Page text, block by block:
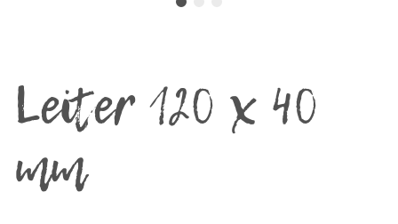
Leiter 120 x 40
mm